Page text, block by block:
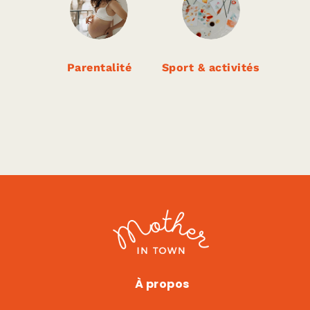
Mama Shelter
Parentalité Sport & activités
À propos